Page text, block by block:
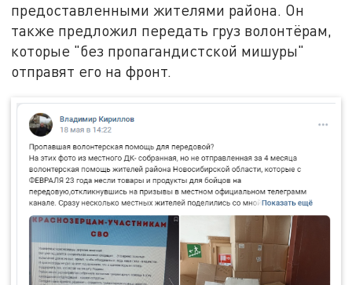
предоставленными жителями района. Он
также предложил передать груз волонтёрам,
которые "без пропагандистской мишуры"
отправят его на фронт.